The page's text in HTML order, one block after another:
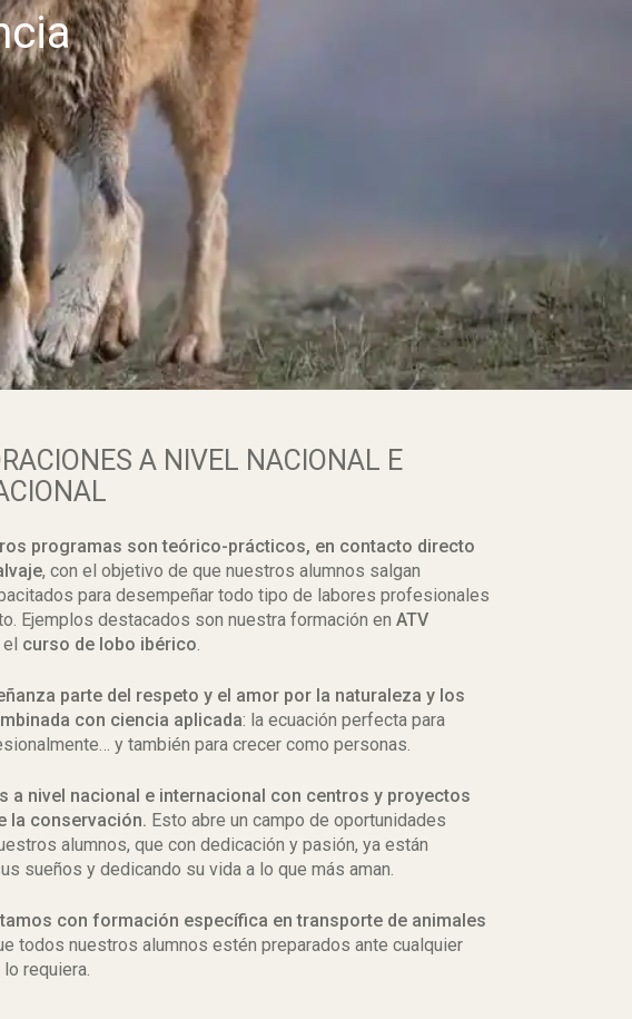
A NIVEL NACIONAL E
programas son teórico-prácticos, en contacto directo
, con el objetivo de que nuestros alumnos salgan
para desempeñar todo tipo de labores profesionales
Ejemplos destacados son nuestra formación enATV
curso de lobo ibérico
parte del respeto y el amor por la naturaleza y los
con ciencia aplicada: la ecuación perfecta para
y también para crecer como personas.
a nivel nacional e internacional con centros y proyectos
la conservación. Esto abre un campo de oportunidades
alumnos, que con dedicación y pasión, ya están
sueños y dedicando su vida a lo que más aman.
con formación específica en transporte de animales
todos nuestros alumnos estén preparados ante cualquier
requiera.